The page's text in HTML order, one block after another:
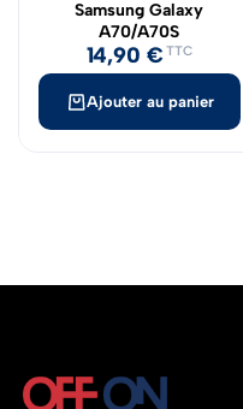
Ajouter au panier
Samsung Galaxy
A70/A70S
14,90 € TTC